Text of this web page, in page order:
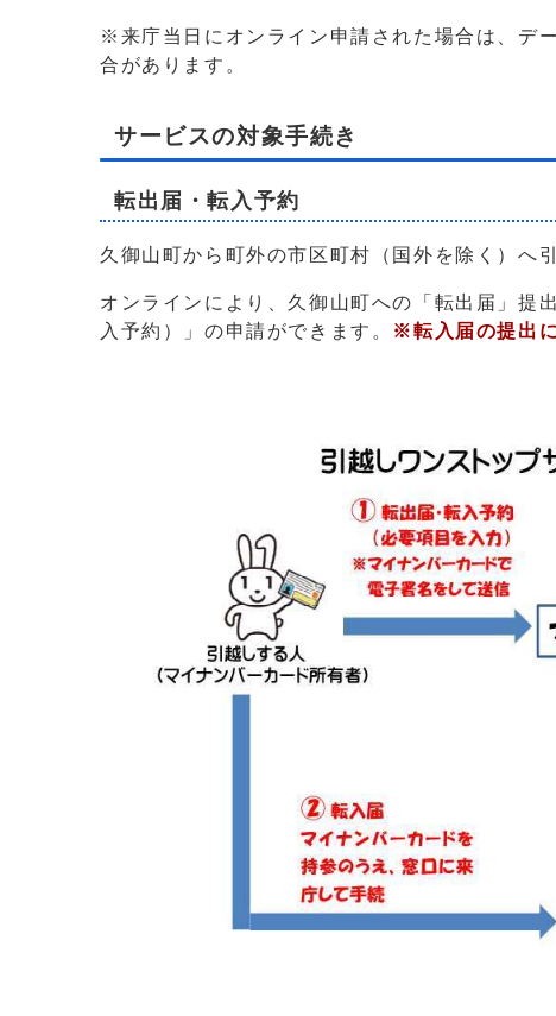
※来庁当日にオンライン申請された場合は、デ
合があります。
サービスの対象手続き
転出届・転入予約
久御山町から町外の市区町村（国外を除く）へ
オンラインにより、久御山町への「転出届」提
入予約）」の申請ができます。 ※転入届の提出